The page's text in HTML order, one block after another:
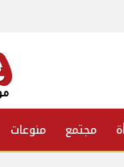
مجتمع منوعات